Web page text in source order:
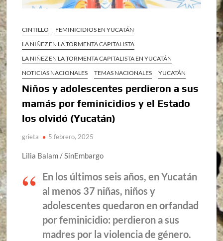
CINTILLO
FEMINICIDIOS EN YUCATÁN
LA NIÑEZ EN LA TORMENTA CAPITALISTA
LA NIÑEZ EN LA TORMENTA CAPITALISTA EN YUCATÁN
NOTICIAS NACIONALES
TEMAS NACIONALES YUCATÁN
Niños y adolescentes perdieron a sus
mamás por feminicidios y el Estado
los olvidó (Yucatán)
grieta 5 febrero, 2025
Lilia Balam / SinEmbargo
En los últimos seis años, en Yucatán
al menos 37 niñas, niños y
adolescentes quedaron en orfandad
por feminicidio: perdieron a sus
madres por la violencia de género.